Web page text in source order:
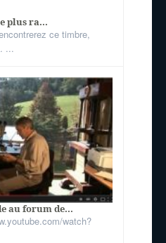
plus ra...
ce timbre,
...
au forum de...
watch?